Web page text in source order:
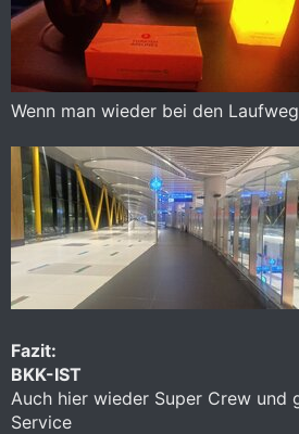
Wenn man wieder bei den
Fazit:
BKK-IST
Auch hier wieder Super Crew und
Service